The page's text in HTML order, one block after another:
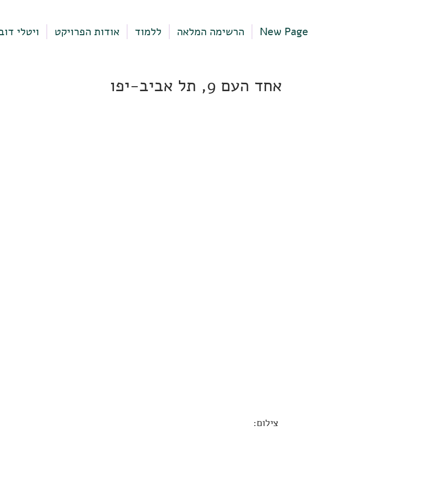
ויטלי אודות הפרויקט ללמוד הרשימה המלאה New Page
אחד העם 9, תל אביב-יפו
צילום: